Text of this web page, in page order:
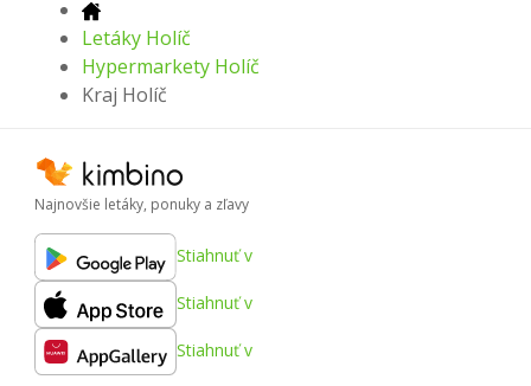
Letáky Holíč
Hypermarkety Holíč
Kraj Holíč
Najnovšie letáky, ponuky a zľavy
Stiahnuť v
Stiahnuť v
Stiahnuť v